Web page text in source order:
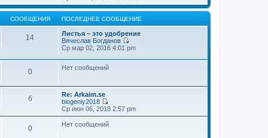
н
ю
о
б
щ
н
ю
т
и
к
о
с
л
е
д
у
о
б
е
р
е
й
т
и
к
п
о
с
д
н
е
м
у
с
СООБЩЕНИЯ ПОСЛЕДНЕЕ СООБЩЕНИЕ
14
Листья – это удобрение
Вячеслав Богданов
П
р
и
о
с
Ср мар 02, 2016 4:01 pm
0 Нет сообщений
6
Re: Arkaim.se
biogeniy2018
П
е
р
е
Ср июн 06, 2018 2:57 pm
0 Нет сообщений